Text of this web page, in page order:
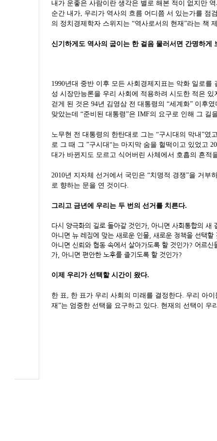
내가 운좋은 사람이란 생각은 별로 해본 적이 없지만
순간 내가, 우리가 역사의 흐름 어디쯤 서 있는가를 점
의 정치경제학자 스위지는 “역사로서의 현재”라는 책
신기하게도 역사의 굽이는 한 걸음 물러서면 간명하게
1990년대 중반 이후 모든 사회경제지표는 악화 일로
성 시장만능론을 우리 사회에 적용하려 시도한 적은
걷게 된 것은 94년 김영삼 전 대통령의 “세계화” 이후
맞았는데 “준비된 대통령”은 IMF의 요구로 인해 그 길
노무현 전 대통령의 한탄대로 그는 “구시대의 막내”였
로 그 때 그 ”구시대“는 마지막 숨을 헐떡이고 있었고
대가 바뀐지도 모르고 식어버린 사체에서 호흡의 흔적
2010년 지자체 선거에서 국민은 “치명적 경쟁”을 거부
로 향하는 문을 연 것이다.
그리고 금년에 우리는 두 번의 선거를 치른다.
다시 양극화의 길로 돌아갈 것인가, 아니면 사회통합의 새
아니면 뉴 레짐에 맞는 새로운 인물, 새로운 정책을 선택
아니면 신뢰와 협동 속에서 살아가도록 할 것인가? 어르
가, 아니면 편안한 노후를 즐기도록 할 것인가?
이제 우리가 선택할 시간이 왔다.
한 표, 한 표가 우리 사회의 미래를 결정한다. 우리 아
재”는 엄중한 선택을 요구하고 있다. 현재의 선택이 우